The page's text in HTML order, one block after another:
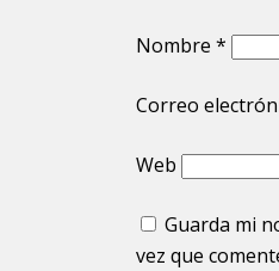
Nombre *
Correo
Web
Guarda mi
vez que